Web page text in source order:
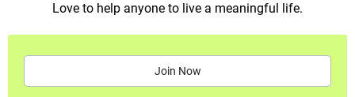
Love to help anyone to live a meaningful life.
Join Now